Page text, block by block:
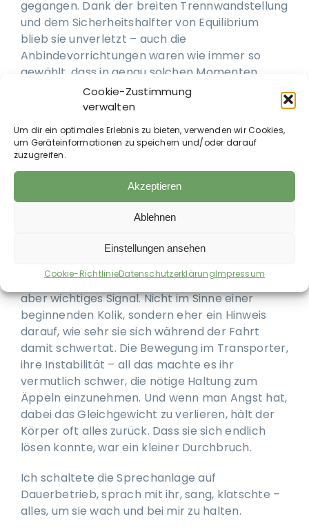
Cookie-Zustimmung
verwalten
Um dir ein optimales Erlebnis zu bieten, verwenden wir Cookies,
um Geräteinformationen zu speichern und/oder darauf
zuzugreifen.
Akzeptieren
Ablehnen
Einstellungen ansehen
Cookie-RichtlinieDatenschutzerklärungImpressum
gegangen. Dank der breiten Trennwandstellung
und dem Sicherheitshalfter von Equilibrium
blieb sie unverletzt – auch die
Anbindevorrichtungen waren wie immer so
gewählt, dass in genau solchen Momenten
keine Gefahr entsteht. Durch gezielte
physiotherapeutische Maßnahmen und ruhige
zu bringen. Ein Moment, in dem jede Sekunde
zählte.
Ich lenkte den Wagen sofort an den
Straßenrand. Piroschka war nassgeschwitzt. Die
Atmung blieb stabil, aber Gelenke und
war bedacht, jede Geste achtsam.
Zeichen der Hoffnung: Sie äppelte – ein kleines,
aber wichtiges Signal. Nicht im Sinne einer
beginnenden Kolik, sondern eher ein Hinweis
darauf, wie sehr sie sich während der Fahrt
damit schwertat. Die Bewegung im Transporter,
ihre Instabilität – all das machte es ihr
vermutlich schwer, die nötige Haltung zum
Äppeln einzunehmen. Und wenn man Angst hat,
dabei das Gleichgewicht zu verlieren, hält der
Körper oft alles zurück. Dass sie sich endlich
lösen konnte, war ein kleiner Durchbruch.
Ich schaltete die Sprechanlage auf
Dauerbetrieb, sprach mit ihr, sang, klatschte –
alles, um sie wach und bei mir zu halten.